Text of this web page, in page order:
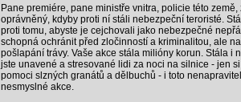
Pane premiére, pane ministře vnitra, policie této
oprávněný, kdyby proti ní stáli nebezpeční teroristé.
proti tomu, abyste je cejchovali jako nebezpečné
schopná ochránit před zločinností a kriminalitou, ale
pošlapání trávy. Vaše akce stála milióny korun. Stála i
jste unavené a stresované lidi za noci na silnice - jen
pomoci slzných granátů a dělbuchů - i toto
nesmyslné akce.